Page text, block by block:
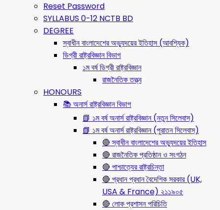
Reset Password
SYLLABUS 0-12 NCTB BD
DEGREE
স্বাধীন বাংলাদেশের অভ্যুদয়ের ইতিহাস (আবশ্যিক)
ডিগ্রী রাষ্ট্রবিজ্ঞান বিভাগ
১ম বর্ষ ডিগ্রী রাষ্ট্রবিজ্ঞান
রাজনৈতিক তত্ত্ব
HONOURS
📚 অনার্স রাষ্ট্রবিজ্ঞান বিভাগ
📗 ১ম বর্ষ অনার্স রাষ্ট্রবিজ্ঞান (নতুন সিলেবাস)
📗 ১ম বর্ষ অনার্স রাষ্ট্রবিজ্ঞান (পুরাতন সিলেবাস)
🔴 স্বাধীন বাংলাদেশের অভ্যুদয়ের ইতিহাস
🔴 রাজনৈতিক প্রতিষ্ঠান ও সংগঠন
🔴 পাশ্চাত্যের রাষ্ট্রচিন্তা
🔴 প্রধান প্রধান বৈদেশিক সরকার (UK,
USA & France) ২১১৯০৫
🔴 লোক প্রশাসন পরিচিতি